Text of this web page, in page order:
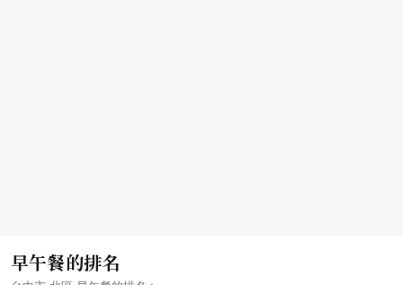
早午餐的排名